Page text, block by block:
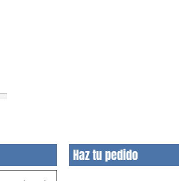
Haz tu pedido